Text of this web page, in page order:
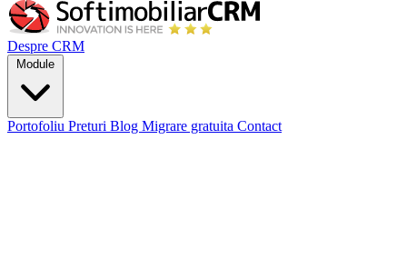
Despre CRM
Module
Portofoliu Preturi Blog Migrare gratuita Contact